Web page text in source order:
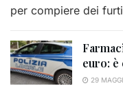
per compiere dei
euro: è
29